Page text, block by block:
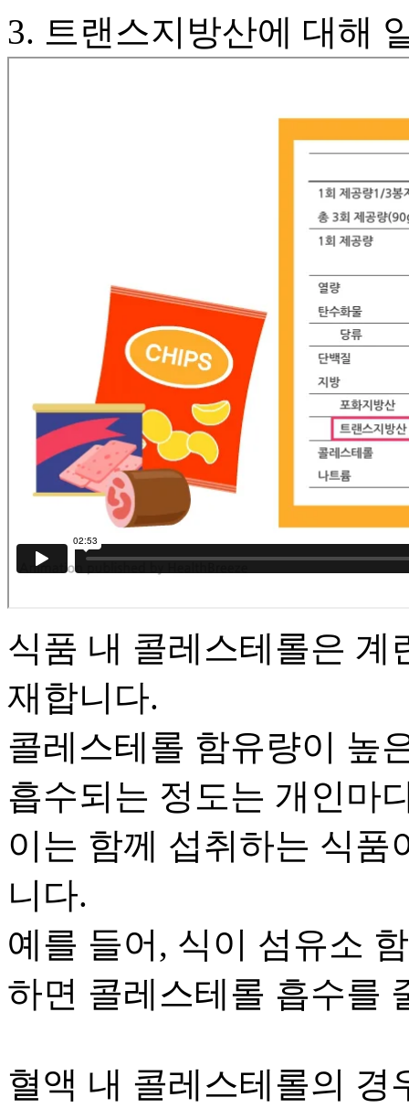
3. 트랜스지방산에 대해
식품 내 콜레스테롤은 계
재합니다.
콜레스테롤 함유량이 높
흡수되는 정도는 개인마
이는 함께 섭취하는 식
니다.
예를 들어, 식이 섬유소
하면 콜레스테롤 흡수를
혈액 내 콜레스테롤의 경